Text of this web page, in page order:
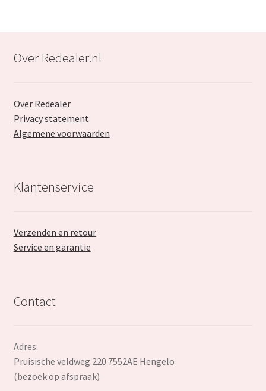
Over Redealer.nl
Over Redealer
Privacy statement
Algemene voorwaarden
Klantenservice
Verzenden en retour
Service en garantie
Contact
Adres:
Pruisische veldweg 220 7552AE Hengelo
(bezoek op afspraak)